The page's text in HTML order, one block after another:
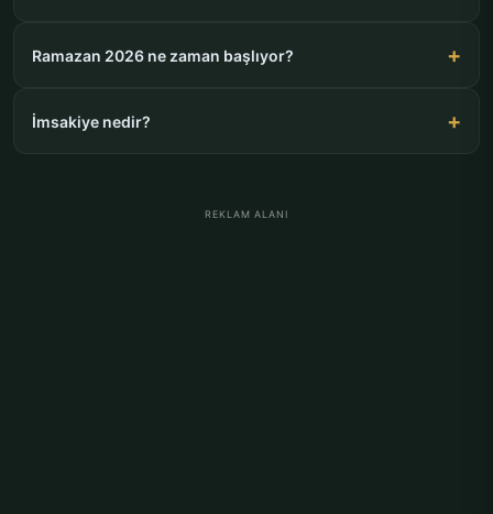
Ramazan 2026 ne zaman başlıyor?
İmsakiye nedir?
REKLAM ALANI